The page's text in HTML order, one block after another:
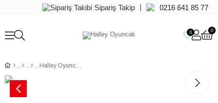
Sipariş Takip | 0216 641 85 77
0 0
Halley Oyuncak Peluş Civciv 25 Cm 62511